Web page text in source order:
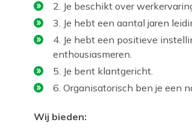
2. Je beschikt over
3. Je hebt een aantal jaren
4. Je hebt een positieve
enthousiasmeren.
5. Je bent klantgericht.
6. Organisatorisch ben je een
Wij bieden: